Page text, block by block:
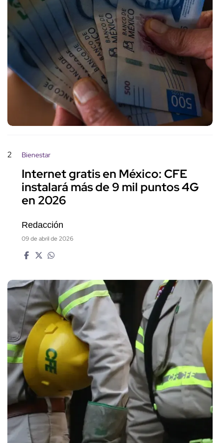
2 Bienestar
Internet gratis en México: CFE
instalará más de 9 mil puntos 4G
en 2026
Redacción
09 de abril de 2026